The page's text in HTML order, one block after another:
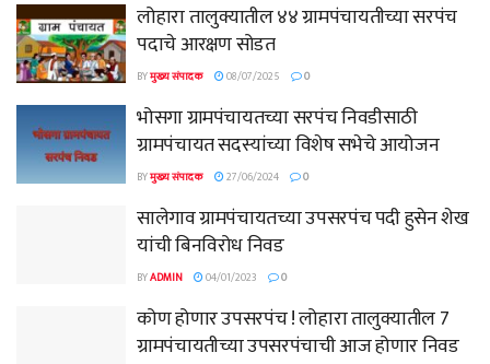
लोहारा तालुक्यातील ४४ ग्रामपंचायतीच्या सरपंच
पदाचे आरक्षण सोडत
BYमुख्य संपादक 08/07/2025 0
भोसगा ग्रामपंचायतच्या सरपंच निवडीसाठी
ग्रामपंचायत सदस्यांच्या विशेष सभेचे आयोजन
BYमुख्य संपादक 27/06/2024 0
सालेगाव ग्रामपंचायतच्या उपसरपंच पदी हुसेन शेख
यांची बिनविरोध निवड
BYADMIN 04/01/2023 0
कोण होणार उपसरपंच ! लोहारा तालुक्यातील 7
ग्रामपंचायतीच्या उपसरपंचाची आज होणार निवड